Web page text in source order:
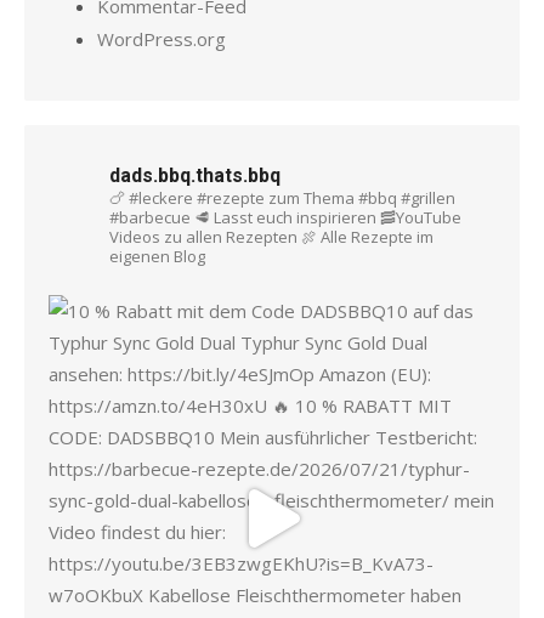
Kommentar-Feed
WordPress.org
dads.bbq.thats.bbq
🍗 #leckere #rezepte zum Thema #bbq #grillen
#barbecue 🥩 Lasst euch inspirieren 🥓YouTube
Videos zu allen Rezepten 🍖 Alle Rezepte im
eigenen Blog